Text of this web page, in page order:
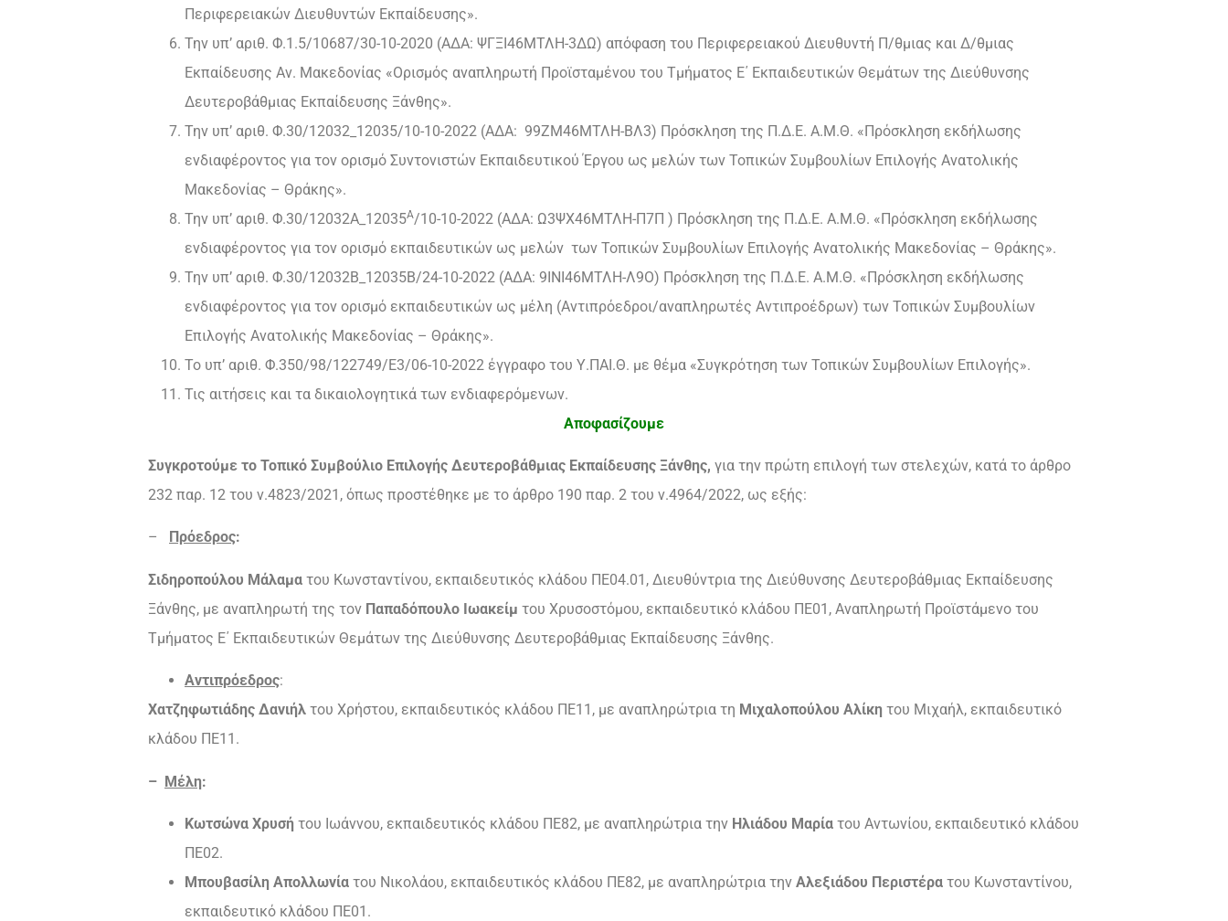
Περιφερειακών Διευθυντών Εκπαίδευσης».
Την υπ’ αριθ. Φ.1.5/10687/30-10-2020 (ΑΔΑ: ΨΓΞΙ46ΜΤΛΗ-3ΔΩ) απόφαση του Περιφερειακού Διευθυντή Π/θμιας και Δ/θμιας
Εκπαίδευσης Αν. Μακεδονίας «Ορισμός αναπληρωτή Προϊσταμένου του Τμήματος Ε΄ Εκπαιδευτικών Θεμάτων της Διεύθυνσης
Δευτεροβάθμιας Εκπαίδευσης Ξάνθης».
Την υπ’ αριθ. Φ.30/12032_12035/10-10-2022 (ΑΔΑ: 99ΖΜ46ΜΤΛΗ-ΒΛ3) Πρόσκληση της Π.Δ.Ε. Α.Μ.Θ. «Πρόσκληση εκδήλωσης
ενδιαφέροντος για τον ορισμό Συντονιστών Εκπαιδευτικού Έργου ως μελών των Τοπικών Συμβουλίων Επιλογής Ανατολικής
Μακεδονίας – Θράκης».
Την υπ’ αριθ. Φ.30/12032Α_12035Α/10-10-2022 (ΑΔΑ: Ω3ΨΧ46ΜΤΛΗ-Π7Π ) Πρόσκληση της Π.Δ.Ε. Α.Μ.Θ. «Πρόσκληση εκδήλωσης
ενδιαφέροντος για τον ορισμό εκπαιδευτικών ως μελών των Τοπικών Συμβουλίων Επιλογής Ανατολικής Μακεδονίας – Θράκης».
Την υπ’ αριθ. Φ.30/12032Β_12035Β/24-10-2022 (ΑΔΑ: 9ΙΝΙ46ΜΤΛΗ-Λ9Ο) Πρόσκληση της Π.Δ.Ε. Α.Μ.Θ. «Πρόσκληση εκδήλωσης
ενδιαφέροντος για τον ορισμό εκπαιδευτικών ως μέλη (Αντιπρόεδροι/αναπληρωτές Αντιπροέδρων) των Τοπικών Συμβουλίων
Επιλογής Ανατολικής Μακεδονίας – Θράκης».
Το υπ’ αριθ. Φ.350/98/122749/Ε3/06-10-2022 έγγραφο του Υ.ΠΑΙ.Θ. με θέμα «Συγκρότηση των Τοπικών Συμβουλίων Επιλογής».
Τις αιτήσεις και τα δικαιολογητικά των ενδιαφερόμενων.
Αποφασίζουμε
Συγκροτούμε το Τοπικό Συμβούλιο Επιλογής Δευτεροβάθμιας Εκπαίδευσης Ξάνθης, για την πρώτη επιλογή των στελεχών, κατά το άρθρο
232 παρ. 12 του ν.4823/2021, όπως προστέθηκε με το άρθρο 190 παρ. 2 του ν.4964/2022, ως εξής:
– Πρόεδρος:
Σιδηροπούλου Μάλαμα του Κωνσταντίνου, εκπαιδευτικός κλάδου ΠΕ04.01, Διευθύντρια της Διεύθυνσης Δευτεροβάθμιας Εκπαίδευσης
Ξάνθης, με αναπληρωτή της τον Παπαδόπουλο Ιωακείμ του Χρυσοστόμου, εκπαιδευτικό κλάδου ΠΕ01, Αναπληρωτή Προϊστάμενο του
Τμήματος Ε΄ Εκπαιδευτικών Θεμάτων της Διεύθυνσης Δευτεροβάθμιας Εκπαίδευσης Ξάνθης.
Αντιπρόεδρος:
Χατζηφωτιάδης Δανιήλ του Χρήστου, εκπαιδευτικός κλάδου ΠΕ11, με αναπληρώτρια τη Μιχαλοπούλου Αλίκη του Μιχαήλ, εκπαιδευτικό
κλάδου ΠΕ11.
– Μέλη:
Κωτσώνα Χρυσή του Ιωάννου, εκπαιδευτικός κλάδου ΠΕ82, με αναπληρώτρια την Ηλιάδου Μαρία του Αντωνίου, εκπαιδευτικό κλάδου
ΠΕ02.
Μπουβασίλη Απολλωνία του Νικολάου, εκπαιδευτικός κλάδου ΠΕ82, με αναπληρώτρια την Αλεξιάδου Περιστέρα του Κωνσταντίνου,
εκπαιδευτικό κλάδου ΠΕ01.